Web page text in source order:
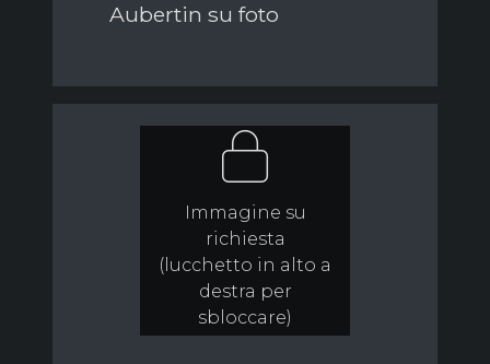
Aubertin su foto
Immagine su
richiesta
(lucchetto in alto a
destra per
sbloccare)